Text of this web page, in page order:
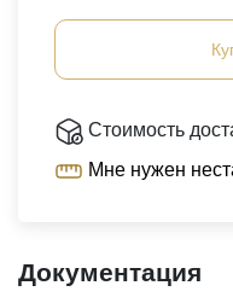
Документация
Стоимость
Мне нужен